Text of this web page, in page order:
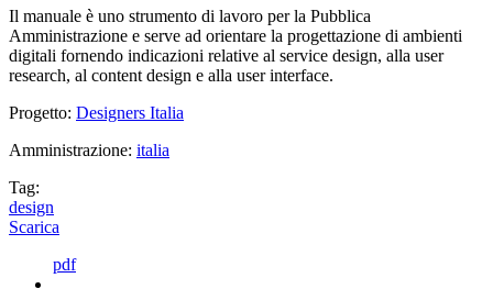
Il manuale è uno strumento di lavoro per la Pubblica
Amministrazione e serve ad orientare la progettazione di ambienti
digitali fornendo indicazioni relative al service design, alla user
research, al content design e alla user interface.
Progetto: Designers Italia
Amministrazione: italia
Tag:
design
Scarica
pdf